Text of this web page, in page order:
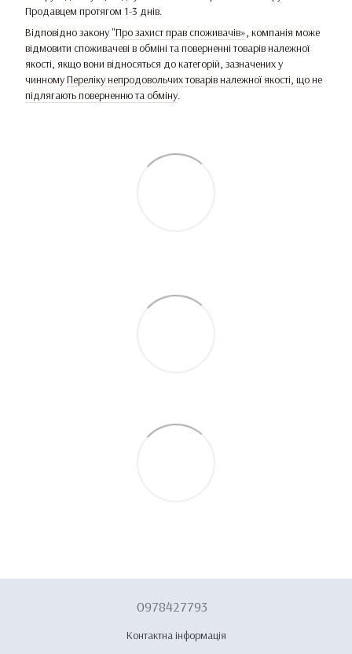
Продавцем протягом 1-3 днів.
Відповідно закону "Про захист прав споживачів», компанія може
відмовити споживачеві в обміні та поверненні товарів належної
якості, якщо вони відносяться до категорій, зазначених у
чинномуПереліку непродовольчих товарів належної якості, що не
підлягають поверненню та обміну.
0978427793
Контактна інформація